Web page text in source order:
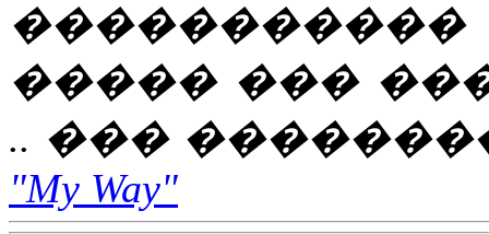
����� ���
.. ���
"My Way"